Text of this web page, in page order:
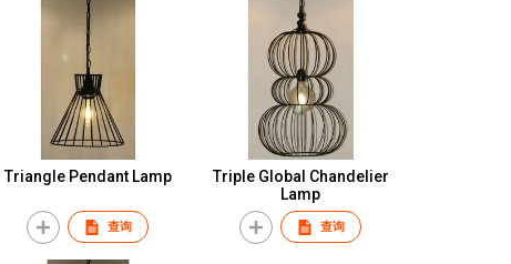
Triangle Pendant Lamp
查询
Triple Global Chandelier
Lamp
查询